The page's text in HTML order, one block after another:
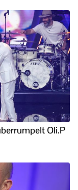
Oli.P